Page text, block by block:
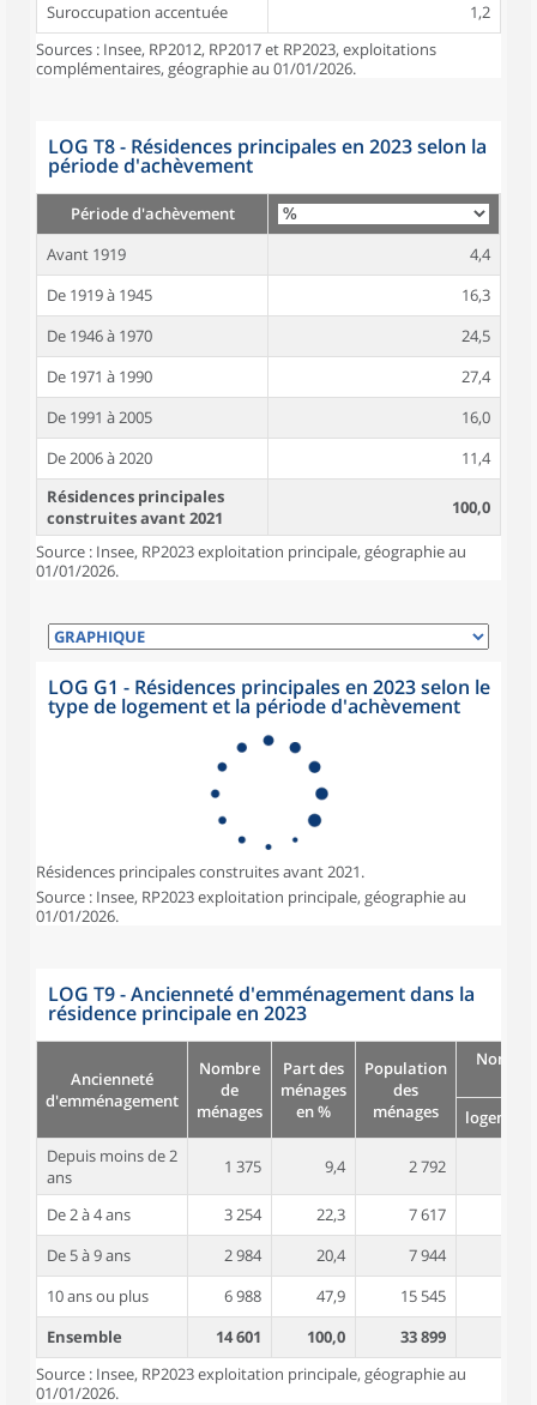
Suroccupation accentuée
1,2
Sources : Insee, RP2012, RP2017 et RP2023, exploitations
complémentaires, géographie au 01/01/2026.
LOG T8 - Résidences principales en 2023 selon la
période d'achèvement
Période d'achèvement
Avant 1919
4,4
De 1919 à 1945
16,3
De 1946 à 1970
24,5
De 1971 à 1990
27,4
De 1991 à 2005
16,0
De 2006 à 2020
11,4
Résidences principales
construites avant 2021
100,0
Source : Insee, RP2023 exploitation principale, géographie au
01/01/2026.
LOG G1 - Résidences principales en 2023 selon le
type de logement et la période d'achèvement
Résidences principales construites avant 2021.
Source : Insee, RP2023 exploitation principale, géographie au
01/01/2026.
LOG T9 - Ancienneté d'emménagement dans la
résidence principale en 2023
Ancienneté
d'emménagement
Nombre
de
ménages
Part des
ménages
en %
Population
des
ménages
logement
Depuis moins de 2
ans
1 375 9,4 2 792
De 2 à 4 ans 3 254 22,3 7 617
De 5 à 9 ans
2 984 20,4 7 944
10 ans ou plus
6 988 47,9 15 545
Ensemble
14 601 100,0 33 899
Source : Insee, RP2023 exploitation principale, géographie au
01/01/2026.